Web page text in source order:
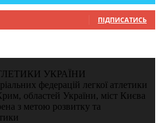
ПІДПИСАТИСЬ
УКРАЇНИ
федерацій легкої атлетики
областей України, міст Києва
з метою розвитку та